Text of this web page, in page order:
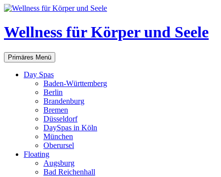
Zum
springen
Wellness für Körper und Seele
Suchen
Primäres Menü
Day Spas
Baden-Württemberg
Berlin
Brandenburg
Bremen
Düsseldorf
DaySpas in Köln
München
Oberursel
Floating
Augsburg
Bad Reichenhall